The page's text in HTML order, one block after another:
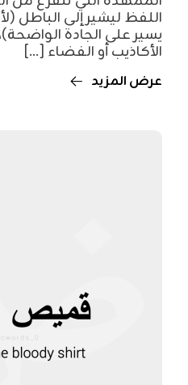
اللفظ ليشير إلى الباطل
يسير على الجادة
الأكاذيب أو الفضاء [...]
عرض المزيد